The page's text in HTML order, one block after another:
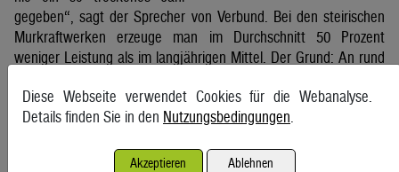
gegeben“, sagt der Sprecher von Verbund. Bei den steirischen
Murkraftwerken erzeuge man im Durchschnitt 50 Prozent
weniger Leistung als im langjährigen Mittel. Der Grund: An rund
Kleine Zeitung
Schifffahrt in Straße von Hormuz weiterhin massiv
Diese Webseite verwendet Cookies für die Webanalyse.
Details finden Sie in den Nutzungsbedingungen.
Akzeptieren Ablehnen